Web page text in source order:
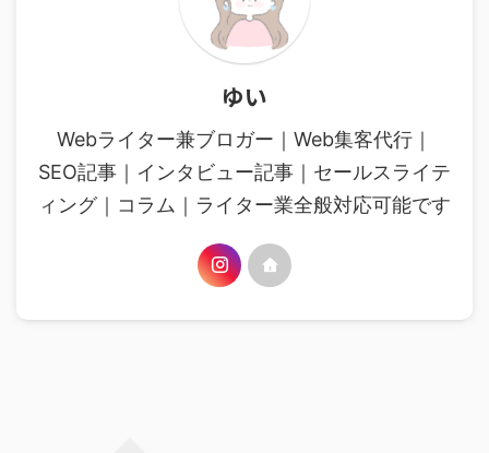
ゆい
Webライター兼ブロガー｜Web集客代行｜
SEO記事｜インタビュー記事｜セールスライテ
ィング｜コラム｜ライター業全般対応可能です